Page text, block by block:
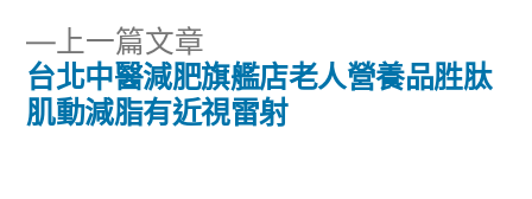
導
覽
上一篇文章
一
篇
台北中醫減肥旗艦店老人營養品胜肽
肌動減脂有近視雷射